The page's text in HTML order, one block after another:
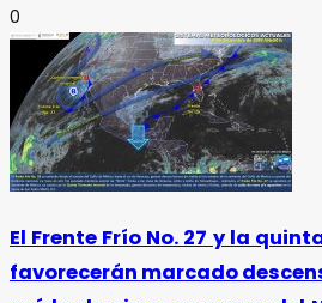
0
El Frente Frío No. 27 y la
favorecerán marcado